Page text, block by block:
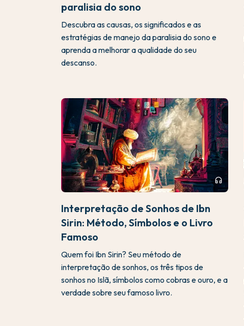
paralisia do sono
Descubra as causas, os significados e as
estratégias de manejo da paralisia do sono e
aprenda a melhorar a qualidade do seu
descanso.
headphones
Interpretação de Sonhos de Ibn
Sirin: Método, Símbolos e o Livro
Famoso
Quem foi Ibn Sirin? Seu método de
interpretação de sonhos, os três tipos de
sonhos no Islã, símbolos como cobras e ouro, e a
verdade sobre seu famoso livro.